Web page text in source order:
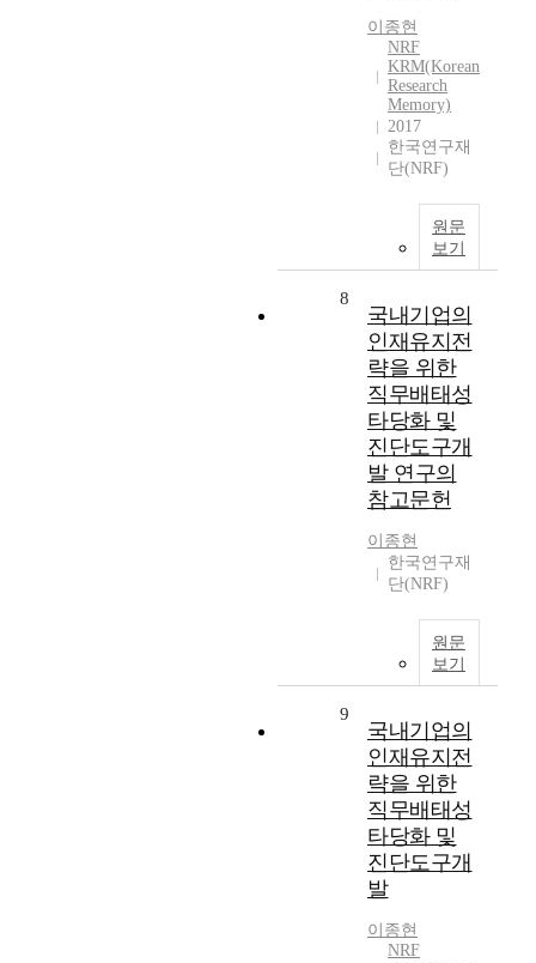
이종현
NRF
KRM(Korean
Research
Memory)
2017
한국연구재
단(NRF)
원문
보기
8
국내기업의
인재유지전
략을 위한
직무배태성
타당화 및
진단도구개
발 연구의
참고문헌
이종현
한국연구재
단(NRF)
원문
보기
9
국내기업의
인재유지전
략을 위한
직무배태성
타당화 및
진단도구개
발
이종현
NRF